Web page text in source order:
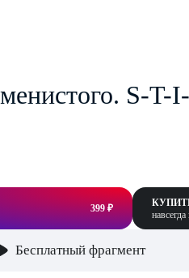
S-T-
399 ₽
Бесплатный фрагмент